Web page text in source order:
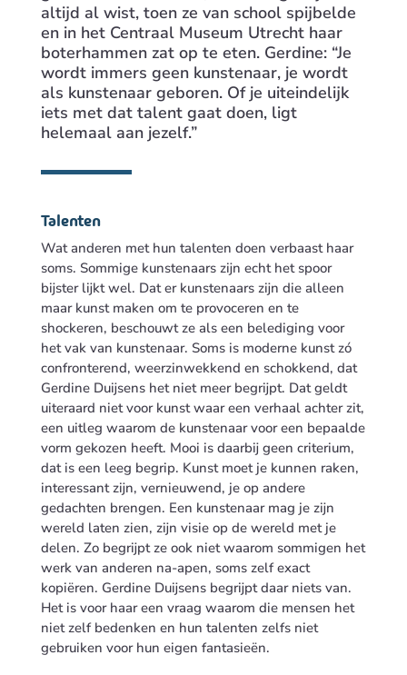
altijd al wist, toen ze van school spijbelde
en in het Centraal Museum Utrecht haar
boterhammen zat op te eten. Gerdine: “Je
wordt immers geen kunstenaar, je wordt
als kunstenaar geboren. Of je uiteindelijk
iets met dat talent gaat doen, ligt
helemaal aan jezelf.”
Talenten
Wat anderen met hun talenten doen verbaast haar
soms. Sommige kunstenaars zijn echt het spoor
bijster lijkt wel. Dat er kunstenaars zijn die alleen
maar kunst maken om te provoceren en te
shockeren, beschouwt ze als een belediging voor
het vak van kunstenaar. Soms is moderne kunst zó
confronterend, weerzinwekkend en schokkend, dat
Gerdine Duijsens het niet meer begrijpt. Dat geldt
uiteraard niet voor kunst waar een verhaal achter zit,
een uitleg waarom de kunstenaar voor een bepaalde
vorm gekozen heeft. Mooi is daarbij geen criterium,
dat is een leeg begrip. Kunst moet je kunnen raken,
interessant zijn, vernieuwend, je op andere
gedachten brengen. Een kunstenaar mag je zijn
wereld laten zien, zijn visie op de wereld met je
delen. Zo begrijpt ze ook niet waarom sommigen het
werk van anderen na-apen, soms zelf exact
kopiëren. Gerdine Duijsens begrijpt daar niets van.
Het is voor haar een vraag waarom die mensen het
niet zelf bedenken en hun talenten zelfs niet
gebruiken voor hun eigen fantasieën.